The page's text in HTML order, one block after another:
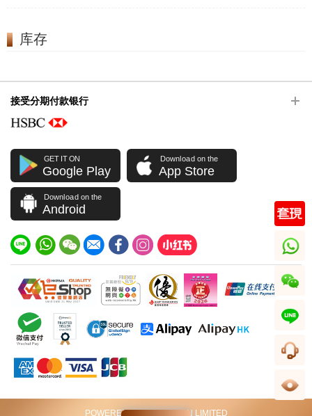
库存
接受分期付款银行
GET IT ON
Google Play
Download on the
App Store
Download on the
Android
POWERED BY VIP STATION LIMITED
whatsapp